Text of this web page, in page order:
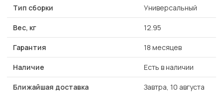
Тип сборки Универсальный
Вес, кг 12.95
Гарантия 18 месяцев
Наличие Есть в наличии
Ближайшая доставка Завтра, 10 августа